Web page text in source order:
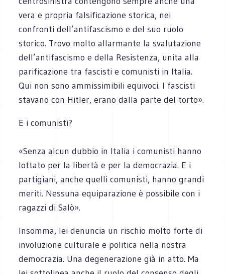
vera e propria falsificazione storica, nei
confronti dell’antifascismo e del suo ruolo
storico. Trovo molto allarmante la svalutazione
dell’antifascismo e della Resistenza, unita alla
parificazione tra fascisti e comunisti in Italia.
Qui non sono ammissimibili equivoci. I fascisti
stavano con Hitler, erano dalla parte del torto».
E i comunisti?
«Senza alcun dubbio in Italia i comunisti hanno
lottato per la libertà e per la democrazia. E i
partigiani, anche quelli comunisti, hanno grandi
meriti. Nessuna equiparazione è possibile con i
ragazzi di Salò».
Insomma, lei denuncia un rischio molto forte di
involuzione culturale e politica nella nostra
democrazia. Una degenerazione già in atto. Ma